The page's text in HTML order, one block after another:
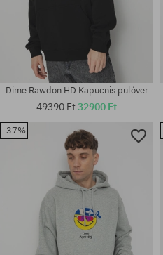
Dime Rawdon HD Kapucnis pulóver
49390 Ft32900 Ft
-37%